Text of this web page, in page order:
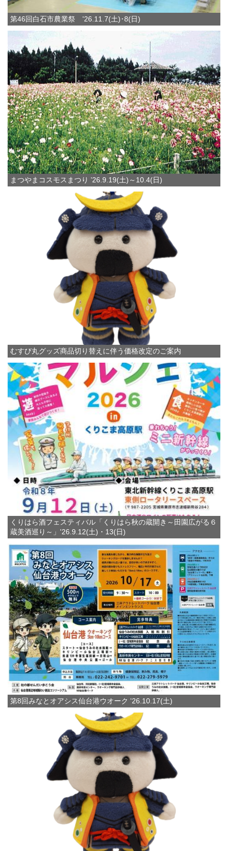
第46回白石市農業祭 '26.11.7(土)･8(日)
まつやまコスモスまつり ’26.9.19(土)～10.4(日)
むすび丸グッズ商品切り替えに伴う価格改定のご案内
くりはら酒フェスティバル「くりはら秋の蔵開き～田園広がる６
蔵美酒巡り～」'26.9.12(土)・13(日)
第8回みなとオアシス仙台港ウオーク '26.10.17(土)